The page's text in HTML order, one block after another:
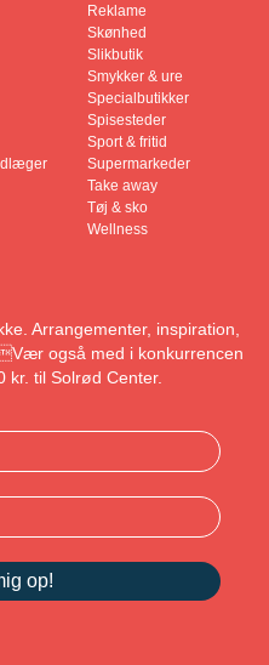
Reklame
Skønhed
Slikbutik
Smykker & ure
Specialbutikker
Spisesteder
Sport & fritid
Supermarkeder
Take away
Tøj & sko
Wellness
Arrangementer, inspiration,
også med i konkurrencen
til Solrød Center.